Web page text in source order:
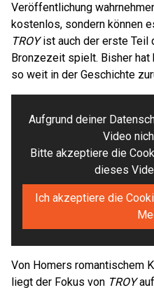
Veröffentlichung
kostenlos, sondern können
TROYist auch der erste Teil
Bronzezeit spielt. Bisher
so weit in der Geschichte
Aufgrund deiner
Video
Bitte akzeptiere die
dieses
Ich akzeptiere die
Von Homers romantischem
liegt der Fokus von TROY